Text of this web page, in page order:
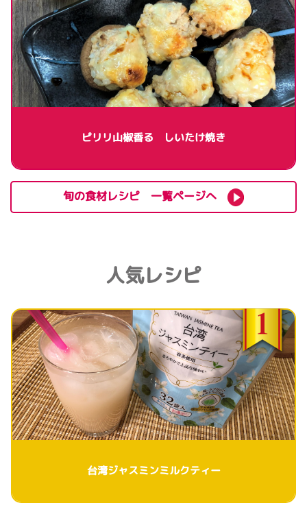
ピリリ山椒香る しいたけ焼き
旬の食材レシピ 一覧ページへ
人気レシピ
台湾ジャスミンミルクティー